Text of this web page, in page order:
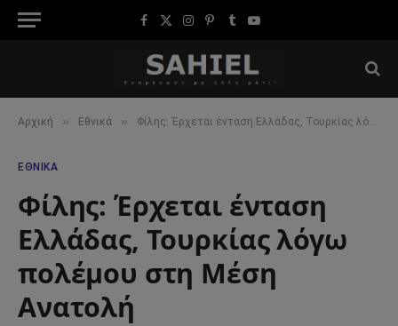
Facebook
X
Instagram
Pinterest
TumblrYouTube
Αρχική » Εθνικά » Φίλης: Έρχεται ένταση Ελλάδας, Τουρκίας λόγω πολέμου στη Μέση Ανατολή
ΕΘΝΙΚΆ
Φίλης: Έρχεται ένταση
Ελλάδας, Τουρκίας λόγω
πολέμου στη Μέση
Ανατολή